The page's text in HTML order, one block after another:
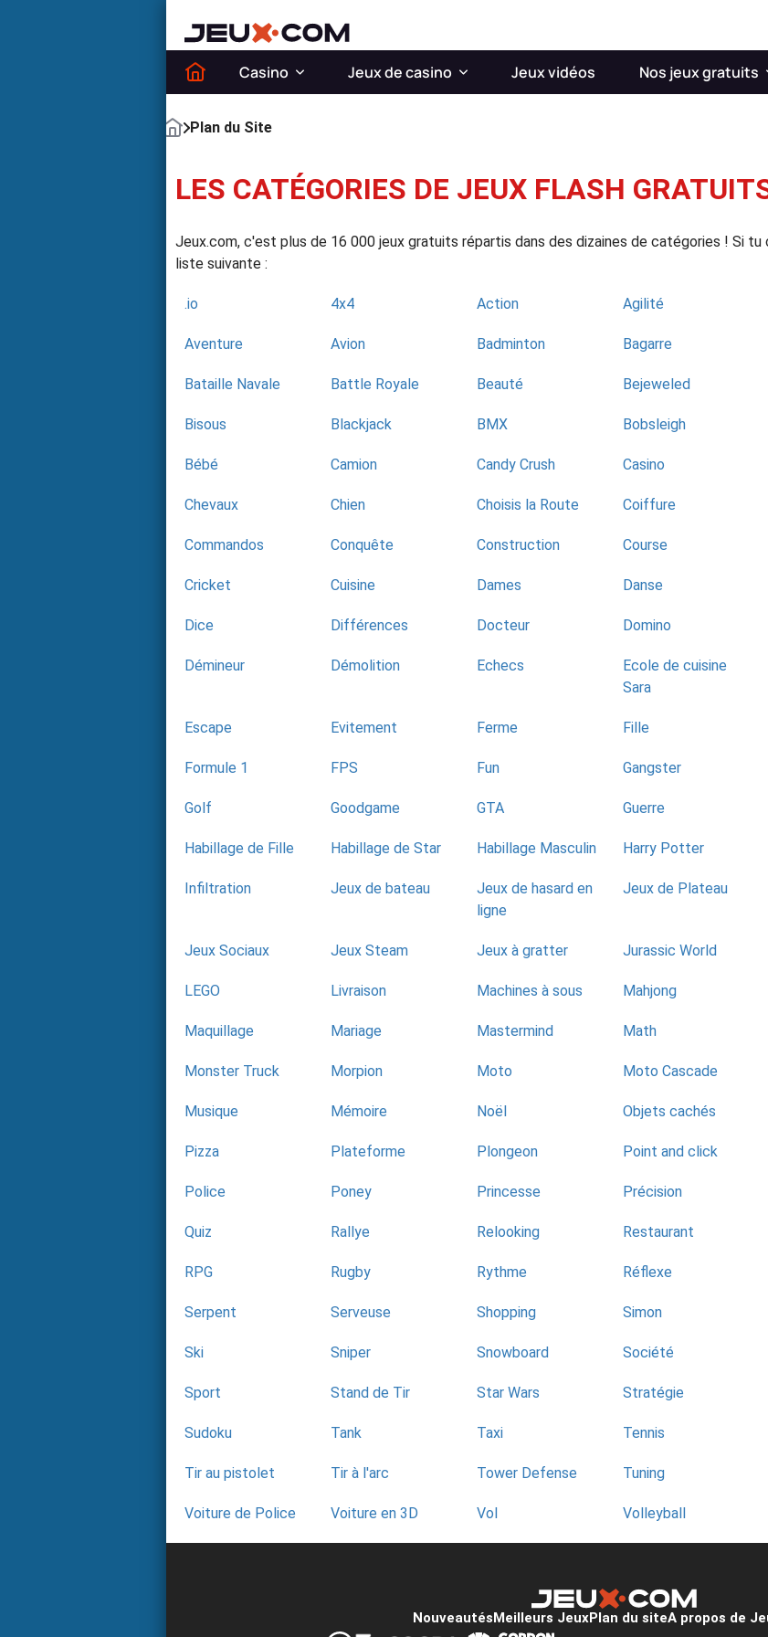
Casino Jeux de casino Jeux vidéos Nos jeux gratuits
Plan du Site
LES CATÉGORIES DE JEUX FLASH
Jeux.com, c'est plus de 16 000 jeux gratuits répartis dans des dizaines de catégories ! Si
liste suivante :
.io 4x4 Action Agilité
Aventure Avion Badminton Bagarre
Bataille Navale Battle Royale Beauté Bejeweled
Bisous Blackjack BMX Bobsleigh
Bébé Camion Candy Crush Casino
Chevaux Chien Choisis la Route Coiffure
Commandos Conquête Construction Course
Cricket Cuisine Dames Danse
Dice Différences Docteur Domino
Démineur Démolition Echecs
Ecole de cuisine
Sara
Escape Evitement Ferme Fille
Formule 1 FPS Fun Gangster
Golf Goodgame GTA Guerre
Habillage de Fille Habillage de Star Habillage Masculin Harry Potter
Infiltration Jeux de bateau
Jeux de hasard en
ligne
Jeux de Plateau
Jeux Sociaux Jeux Steam Jeux à gratter Jurassic World
LEGO Livraison Machines à sous Mahjong
Maquillage Mariage Mastermind Math
Monster Truck Morpion Moto Moto Cascade
Musique Mémoire Noël Objets cachés
Pizza Plateforme Plongeon Point and click
Police Poney Princesse Précision
Quiz Rallye Relooking Restaurant
RPG Rugby Rythme Réflexe
Serpent Serveuse Shopping Simon
Ski Sniper Snowboard Société
Sport Stand de Tir Star Wars Stratégie
Sudoku Tank Taxi Tennis
Tir au pistolet Tir à l'arc Tower Defense Tuning
Voiture de Police Voiture en 3D Vol Volleyball
NouveautésMeilleurs JeuxPlan du siteA propos de